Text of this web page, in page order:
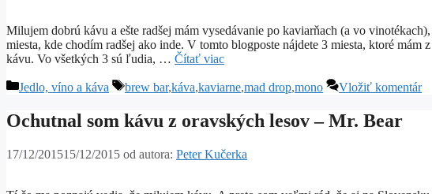
Milujem dobrú kávu a ešte radšej mám vysedávanie po kaviarňach (a vo
miesta, kde chodím radšej ako inde. V tomto blogposte nájdete 3 miesta, ktoré
kávu. Vo všetkých 3 sú ľudia, … Čítať viac
Kategórie
Jedlo, víno a káva Značky
brew bar,káva,kaviarne,mad drop,mono Vložiť komentár
Ochutnal som kávu z oravských lesov – Mr. Bear
17/12/201515/12/2015 od autora: Peter Kučerka